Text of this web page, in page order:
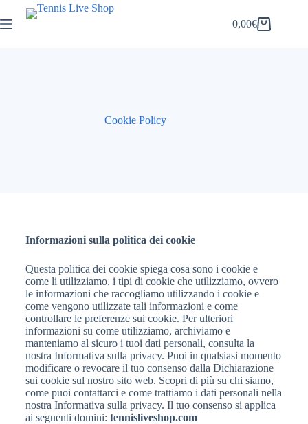
0,00€
Cookie Policy
Informazioni sulla politica dei cookie
Questa politica dei cookie spiega cosa sono i cookie e
come li utilizziamo, i tipi di cookie che utilizziamo, ovvero
le informazioni che raccogliamo utilizzando i cookie e
come vengono utilizzate tali informazioni e come
controllare le preferenze sui cookie. Per ulteriori
informazioni su come utilizziamo, archiviamo e
manteniamo al sicuro i tuoi dati personali, consulta la
nostra Informativa sulla privacy. Puoi in qualsiasi momento
modificare o revocare il tuo consenso dalla Dichiarazione
sui cookie sul nostro sito web. Scopri di più su chi siamo,
come puoi contattarci e come trattiamo i dati personali nella
nostra Informativa sulla privacy. Il tuo consenso si applica
ai seguenti domini: tennisliveshop.com